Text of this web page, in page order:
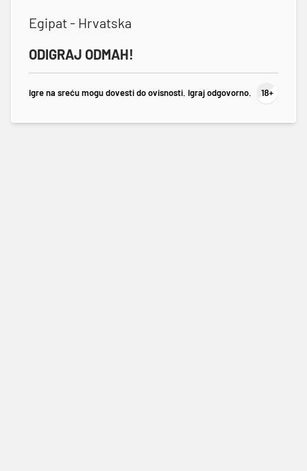
Egipat - Hrvatska
ODIGRAJ ODMAH!
Igre na sreću mogu dovesti do ovisnosti. Igraj odgovorno.